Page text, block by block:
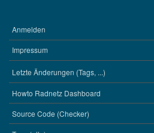
BENUTZERMENÜ
Anmelden
Impressum
WERKZEUGE
Letzte Änderungen (Tags, ...)
Howto Radnetz Dashboard
Source Code (Checker)